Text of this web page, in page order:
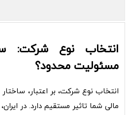
انتخاب نوع شرکت:
مسئولیت محدود؟
انتخاب نوع شرکت، بر اعتبار،